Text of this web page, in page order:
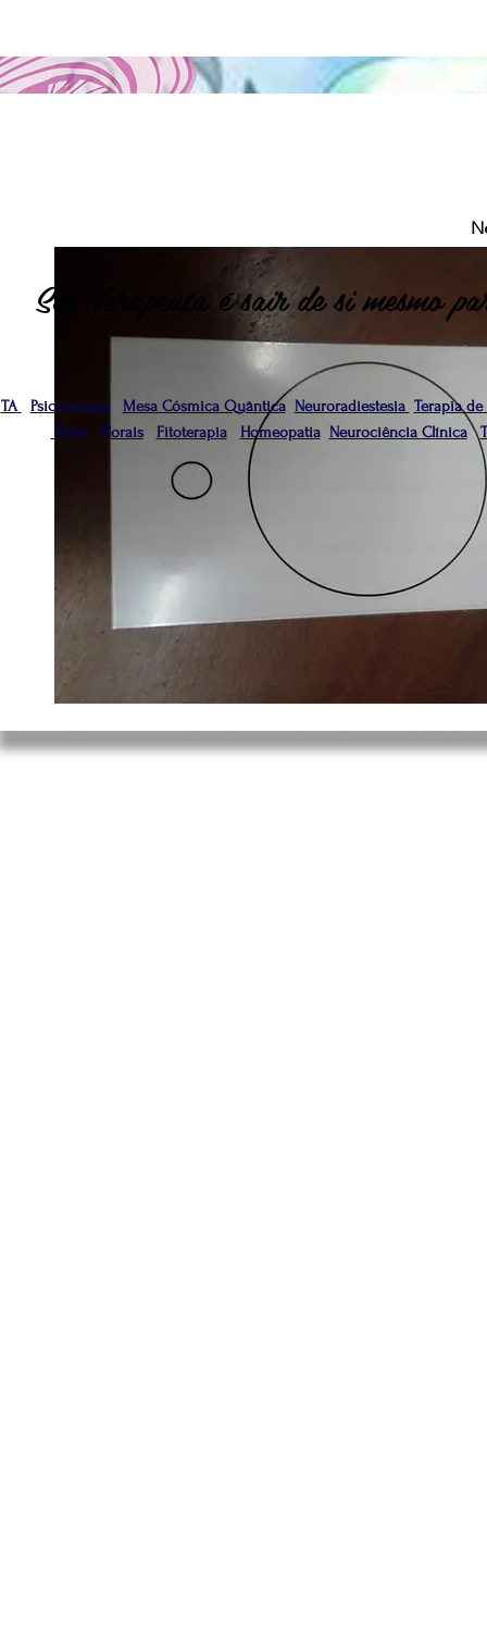
TA Psicoterapia Mesa Cósmica Quântica Neuroradiestesia Terapia de
Reiki
Florais Fitoterapia Homeopatia Neurociência Clínica
Ser Terapeuta é sair de si mesmo